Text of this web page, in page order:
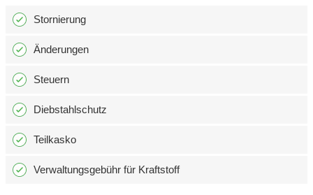
Stornierung
Änderungen
Steuern
Diebstahlschutz
Teilkasko
Verwaltungsgebühr für Kraftstoff